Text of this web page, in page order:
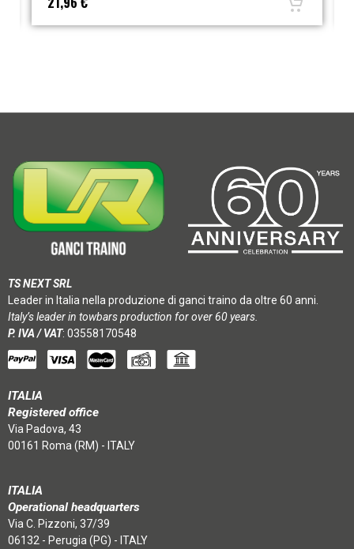
TS NEXT SRL
Leader in Italia nella produzione di ganci traino da oltre 60 anni.
Italy’s leader in towbars production for over 60 years.
P. IVA / VAT: 03558170548
ITALIA
Registered office
Via Padova, 43
00161 Roma (RM) - ITALY
ITALIA
Operational headquarters
Via C. Pizzoni, 37/39
06132 - Perugia (PG) - ITALY